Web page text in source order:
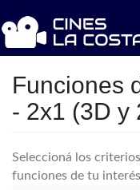
Funciones
- 2x1 (3D y
Seleccioná los
funciones de tu interés